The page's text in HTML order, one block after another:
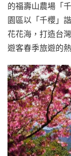
的福壽山農場「
園區以「千櫻」
花花海，打造台
遊客春季旅遊的